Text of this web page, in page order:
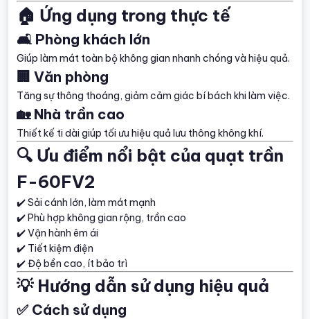
🏠 Ứng dụng trong thực tế
🛋️ Phòng khách lớn
Giúp làm mát toàn bộ không gian nhanh chóng và hiệu quả.
🏢 Văn phòng
Tăng sự thông thoáng, giảm cảm giác bí bách khi làm việc.
🏡 Nhà trần cao
Thiết kế ti dài giúp tối ưu hiệu quả lưu thông không khí.
🔍 Ưu điểm nổi bật của quạt trần
F-60FV2
✔️ Sải cánh lớn, làm mát mạnh
✔️ Phù hợp không gian rộng, trần cao
✔️ Vận hành êm ái
✔️ Tiết kiệm điện
✔️ Độ bền cao, ít bảo trì
💡 Hướng dẫn sử dụng hiệu quả
✅ Cách sử dụng